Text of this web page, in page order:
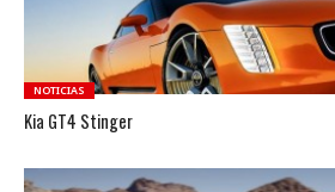
NOTICIAS
Kia GT4 Stinger